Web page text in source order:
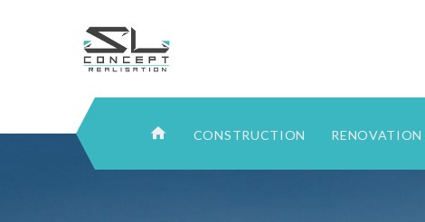
CONSTRUCTION RENOVATION